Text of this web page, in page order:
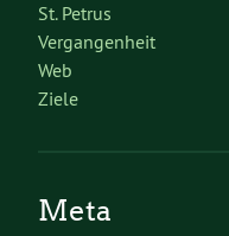
St. Petrus
Vergangenheit
Web
Ziele
Meta